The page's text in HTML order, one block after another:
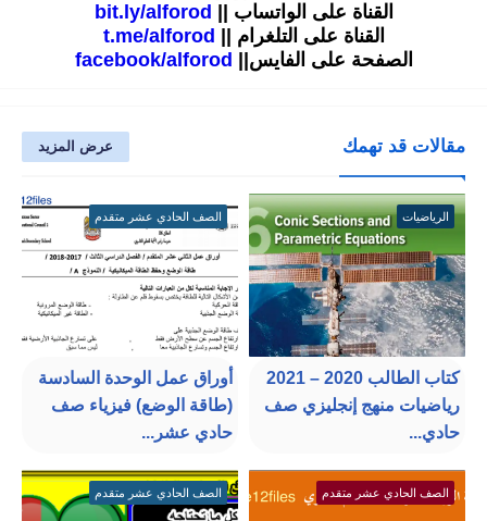
القناة على الواتساب ||
bit.ly/alforod
القناة على التلغرام ||
t.me/alforod
الصفحة على الفايس||
facebook/alforod
مقالات قد تهمك عرض المزيد
الرياضيات
كتاب الطالب 2020 – 2021
رياضيات منهج إنجليزي صف
حادي...
الصف الحادي عشر متقدم
أوراق عمل الوحدة السادسة
(طاقة الوضع) فيزياء صف
حادي عشر...
الصف الحادي عشر متقدم الصف الحادي عشر متقدم